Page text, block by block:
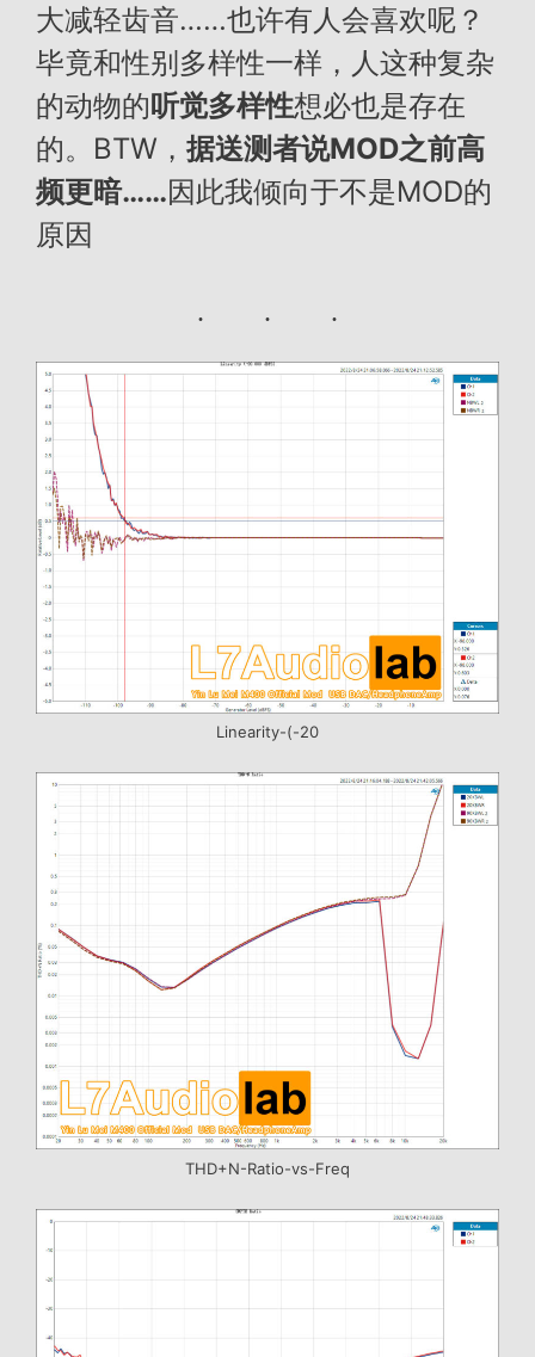
大减轻齿音……也许有人会喜欢呢？
毕竟和性别多样性一样，人这种复杂
的动物的听觉多样性想必也是存在
的。BTW， 据送测者说MOD之前高
频更暗……因此我倾向于不是MOD的
原因
Linearity-(-20
THD+N-Ratio-vs-Freq